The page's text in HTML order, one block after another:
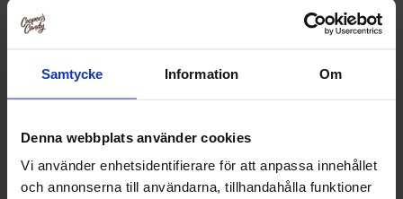
Samtycke Information Om
Denna webbplats använder cookies
Vi använder enhetsidentifierare för att anpassa innehållet
och annonserna till användarna, tillhandahålla funktioner
Relaterade produkter